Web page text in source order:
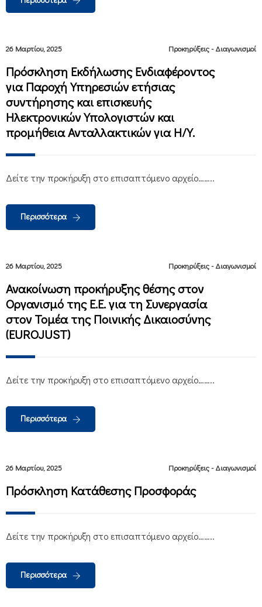
26 Μαρτίου, 2025 Προκηρύξεις - Διαγωνισμοί
Πρόσκληση Εκδήλωσης Ενδιαφέροντος
για Παροχή Υπηρεσιών ετήσιας
συντήρησης και επισκευής
Ηλεκτρονικών Υπολογιστών και
προμήθεια Ανταλλακτικών για Η/Υ.
Δείτε την προκήρυξη στο επισαπτόμενο αρχείο……..
Περισσότερα
26 Μαρτίου, 2025 Προκηρύξεις - Διαγωνισμοί
Ανακοίνωση προκήρυξης θέσης στον
Οργανισμό της Ε.Ε. για τη Συνεργασία
στον Τομέα της Ποινικής Δικαιοσύνης
(EUROJUST)
Δείτε την προκήρυξη στο επισαπτόμενο αρχείο……..
Περισσότερα
26 Μαρτίου, 2025 Προκηρύξεις - Διαγωνισμοί
Πρόσκληση Κατάθεσης Προσφοράς
Δείτε την προκήρυξη στο επισαπτόμενο αρχείο……..
Περισσότερα